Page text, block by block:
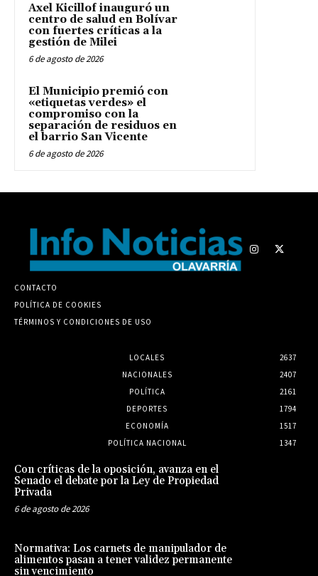
Axel Kicillof inauguró un
centro de salud en Bolívar
con fuertes críticas a la
gestión de Milei
6 de agosto de 2026
El Municipio premió con
«etiquetas verdes» el
compromiso con la
separación de residuos en
el barrio San Vicente
6 de agosto de 2026
CONTACTO
POLÍTICA DE COOKIES
TÉRMINOS Y CONDICIONES DE USO
LOCALES
2637
NACIONALES
2407
POLÍTICA
2161
DEPORTES
1794
ECONOMÍA
1517
POLÍTICA NACIONAL
1347
Con críticas de la oposición, avanza en el
Senado el debate por la Ley de Propiedad
Privada
6 de agosto de 2026
Normativa: Los carnets de manipulador de
alimentos pasan a tener validez permanente
sin vencimiento